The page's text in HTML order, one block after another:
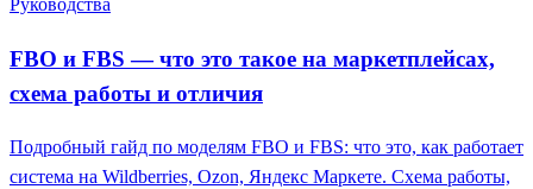
Руководства
FBO и FBS — что это такое на маркетплейсах,
схема работы и отличия
Подробный гайд по моделям FBO и FBS: что это, как работает
система на Wildberries, Ozon, Яндекс Маркете. Схема работы,